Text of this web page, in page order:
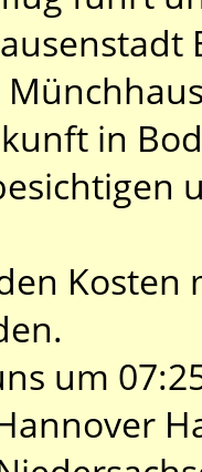
in
Kosten
um